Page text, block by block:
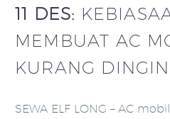
11 DES:
MEMBUAT AC
KURANG DINGIN
SEWA ELF LONG – AC